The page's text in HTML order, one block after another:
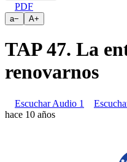
PDF
a− A+
TAP 47. La
renovarnos
Escuchar Audio 1
hace 10 años